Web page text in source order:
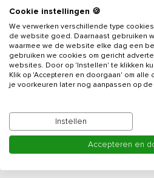
Verhuurder is zeer gastvrij en het is
ruimtelijke locatie!
Trijntje
Nederland -Juli 2026
Familie met kinderen-
Minpunten: de afzuigkap in de
onderhoud. De deur van de
aangeduwd worden). De slang van
haverklap los.
Cookie instellingen 🍪
We verwerken verschillende type
de website goed. Daarnaast gebruiken
waarmee we de website elke dag een
gebruiken we cookies om gericht
websites. Door op 'Instellen' te klikken
Klik op 'Accepteren en doorgaan' om alle
je voorkeuren later nog aanpassen op de
Instellen
Accepteren en